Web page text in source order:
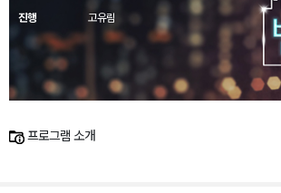
진행 고유림
프로그램 소개